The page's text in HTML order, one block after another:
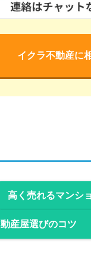
イクラ不動産に
高く売れるマンシ
産屋選びのコツ